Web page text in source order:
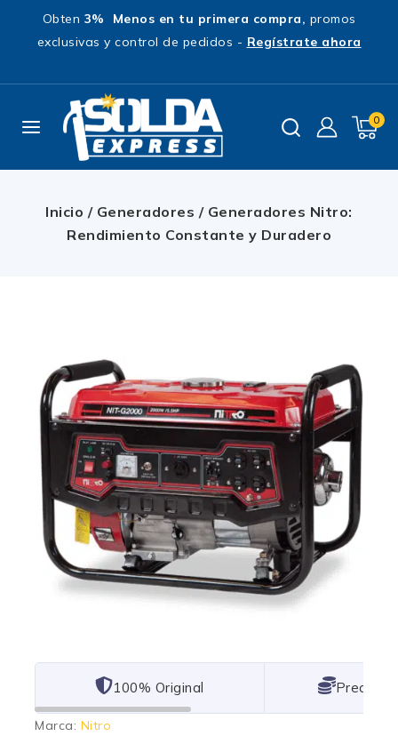
Obten 3% Menos en tu primera compra, promos
exclusivas y control de pedidos - Regístrate ahora
0
Inicio / Generadores / Generadores Nitro:
Rendimiento Constante y Duradero
101% Original Lowest
Marca: Nitro